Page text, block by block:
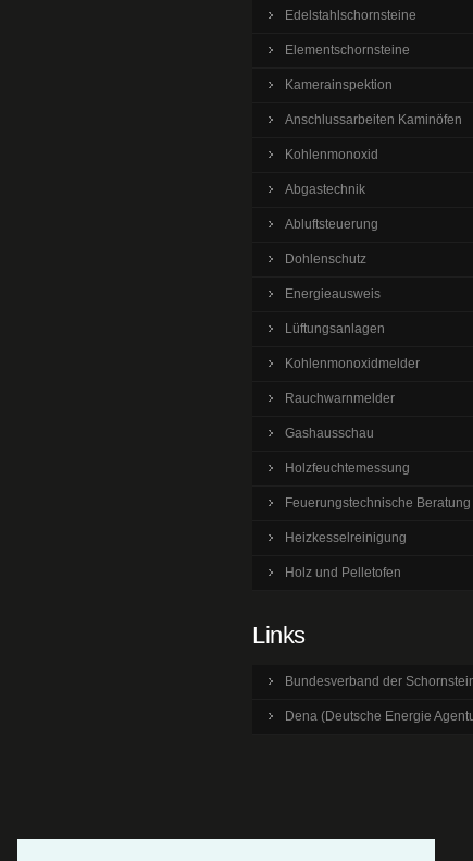
Edelstahlschornsteine
Elementschornsteine
Kamerainspektion
Anschlussarbeiten Kaminöfen
Kohlenmonoxid
Abgastechnik
Abluftsteuerung
Dohlenschutz
Energieausweis
Lüftungsanlagen
Kohlenmonoxidmelder
Rauchwarnmelder
Gashausschau
Holzfeuchtemessung
Feuerungstechnische Beratung
Heizkesselreinigung
Holz und Pelletofen
Links
Bundesverband der
Dena (Deutsche Energie